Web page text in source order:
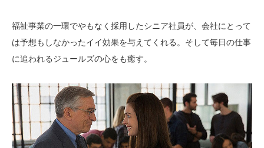
福祉事業の一環でやもなく採用したシニア社員が、会社にとって
は予想もしなかったイイ効果を与えてくれる。そして毎日の仕事
に追われるジュールズの心をも癒す。